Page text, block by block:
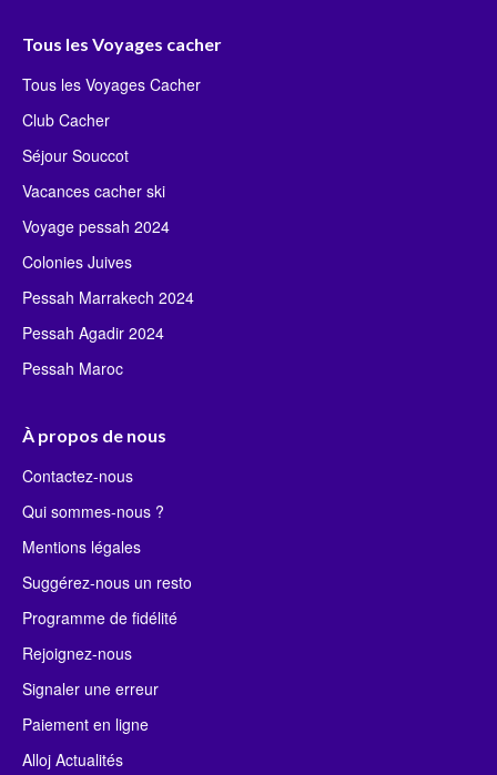
Tous les Voyages cacher
Tous les Voyages Cacher
Club Cacher
Séjour Souccot
Vacances cacher ski
Voyage pessah 2024
Colonies Juives
Pessah Marrakech 2024
Pessah Agadir 2024
Pessah Maroc
À propos de nous
Contactez-nous
Qui sommes-nous ?
Mentions légales
Suggérez-nous un resto
Programme de fidélité
Rejoignez-nous
Signaler une erreur
Paiement en ligne
Alloj Actualités